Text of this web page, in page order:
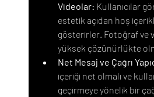
Videolar: Kullanıcılar
estetik açıdan hoş
gösterirler. Fotoğraf ve
yüksek çözünürlükte
Net Mesaj ve Çağrı
içeriği net olmalı ve
geçirmeye yönelik bir